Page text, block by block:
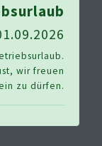
wir freuen
zu dürfen.